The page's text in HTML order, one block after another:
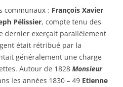
communaux : François Xavier
Pélissier, compte tenu des
dernier exerçait parallèlement
était rétribué par la
généralement une charge
Autour de 1828 Monsieur
les années 1830 – 49 Etienne